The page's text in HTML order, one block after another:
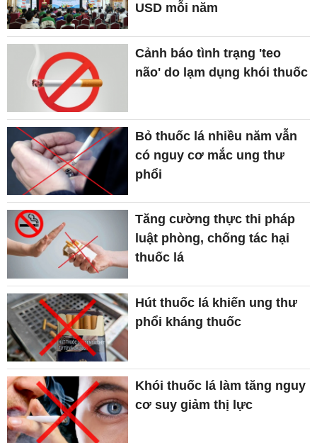
USD mỗi năm
Cảnh báo tình trạng 'teo
não' do lạm dụng khói thuốc
Bỏ thuốc lá nhiều năm vẫn
có nguy cơ mắc ung thư
phổi
Tăng cường thực thi pháp
luật phòng, chống tác hại
thuốc lá
Hút thuốc lá khiến ung thư
phổi kháng thuốc
Khói thuốc lá làm tăng nguy
cơ suy giảm thị lực